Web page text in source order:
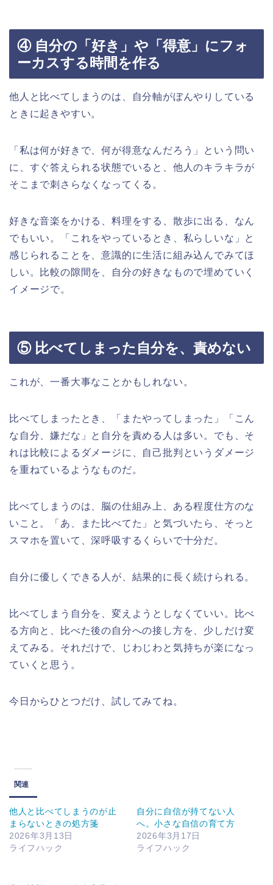
④ 自分の「好き」や「得意」にフォ
ーカスする時間を作る
他人と比べてしまうのは、自分軸がぼんやりしている
ときに起きやすい。
「私は何が好きで、何が得意なんだろう」という問い
に、すぐ答えられる状態でいると、他人のキラキラが
そこまで刺さらなくなってくる。
好きな音楽をかける、料理をする、散歩に出る、なん
でもいい。「これをやっているとき、私らしいな」と
感じられることを、意識的に生活に組み込んでみてほ
しい。比較の隙間を、自分の好きなもので埋めていく
イメージで。
⑤ 比べてしまった自分を、責めない
これが、一番大事なことかもしれない。
比べてしまったとき、「またやってしまった」「こん
な自分、嫌だな」と自分を責める人は多い。でも、そ
れは比較によるダメージに、自己批判というダメージ
を重ねているようなものだ。
比べてしまうのは、脳の仕組み上、ある程度仕方のな
いこと。「あ、また比べてた」と気づいたら、そっと
スマホを置いて、深呼吸するくらいで十分だ。
自分に優しくできる人が、結果的に長く続けられる。
比べてしまう自分を、変えようとしなくていい。比べ
る方向と、比べた後の自分への接し方を、少しだけ変
えてみる。それだけで、じわじわと気持ちが楽になっ
ていくと思う。
今日からひとつだけ、試してみてね。
関連
他人と比べてしまうのが止
まらないときの処方箋
2026年3月13日
ライフハック
自分に自信が持てない人
へ。小さな自信の育て方
2026年3月17日
ライフハック